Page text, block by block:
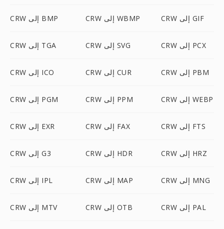
CRW إلى BMP CRW إلى WBMP CRW إلى GIF
CRW إلى TGA CRW إلى SVG CRW إلى PCX
CRW إلى ICO CRW إلى CUR CRW إلى PBM
CRW إلى PGM CRW إلى PPM CRW إلى WEBP
CRW إلى EXR CRW إلى FAX CRW إلى FTS
CRW إلى G3 CRW إلى HDR CRW إلى HRZ
CRW إلى IPL CRW إلى MAP CRW إلى MNG
CRW إلى MTV CRW إلى OTB CRW إلى PAL